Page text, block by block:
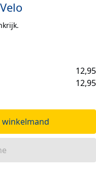
12,95
12,95
winkelmand